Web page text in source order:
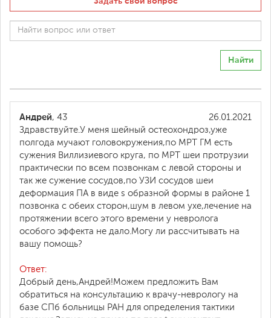
Найти
26.01.2021
Андрей, 43
Здравствуйте.У меня шейный остеохондроз,уже
полгода мучают головокружения,по МРТ ГМ есть
сужения Виллизиевого круга, по МРТ шеи протрузии
практически по всем позвонкам с левой стороны и
так же сужение сосудов,по УЗИ сосудов шеи
деформация ПА в виде s образной формы в районе 1
позвонка с обеих сторон,шум в левом ухе,лечение на
протяжении всего этого времени у невролога
особого эффекта не дало.Могу ли рассчитывать на
вашу помощь?
Ответ:
Добрый день,Андрей!Можем предложить Вам
обратиться на консультацию к врачу-неврологу на
базе СПб больницы РАН для определения тактики